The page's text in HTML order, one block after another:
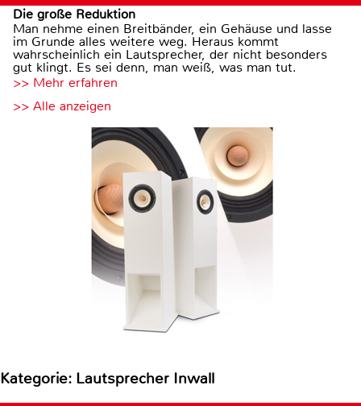
Die große Reduktion
Man nehme einen Breitbänder, ein Gehäuse und lasse
im Grunde alles weitere weg. Heraus kommt
wahrscheinlich ein Lautsprecher, der nicht besonders
gut klingt. Es sei denn, man weiß, was man tut.
>> Mehr erfahren
>> Alle anzeigen
Kategorie: Lautsprecher Inwall